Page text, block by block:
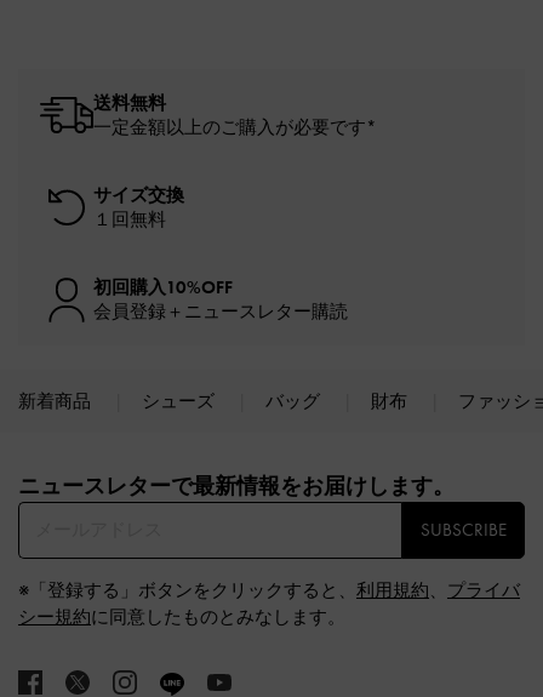
送料無料
一定金額以上のご購入が必要です*
サイズ交換
１回無料
初回購入10%OFF
会員登録＋ニュースレター購読
新着商品 シューズ バッグ 財布 ファッシ
ニュースレターで最新情報をお届けします。​
SUBSCRIBE
※「登録する」ボタンをクリックすると、 利用規約、 プライバ
シー規約に同意したものとみなします。